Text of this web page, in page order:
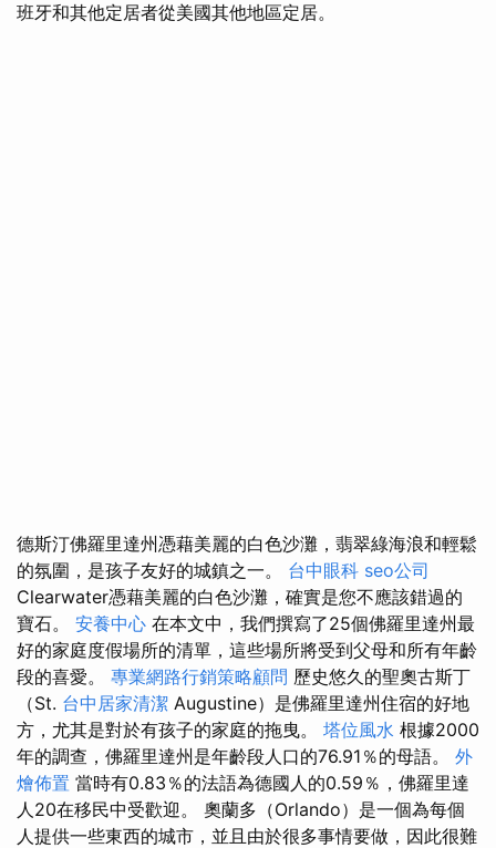
班牙和其他定居者從美國其他地區定居。
德斯汀佛羅里達州憑藉美麗的白色沙灘，翡翠綠海浪和輕鬆
的氛圍，是孩子友好的城鎮之一。 台中眼科 seo公司
Clearwater憑藉美麗的白色沙灘，確實是您不應該錯過的
寶石。 安養中心 在本文中，我們撰寫了25個佛羅里達州最
好的家庭度假場所的清單，這些場所將受到父母和所有年齡
段的喜愛。 專業網路行銷策略顧問 歷史悠久的聖奧古斯丁
（St. 台中居家清潔 Augustine）是佛羅里達州住宿的好地
方，尤其是對於有孩子的家庭的拖曳。 塔位風水 根據2000
年的調查，佛羅里達州是年齡段人口的76.91％的母語。 外
燴佈置 當時有0.83％的法語為德國人的0.59％，佛羅里達
人20在移民中受歡迎。 奧蘭多（Orlando）是一個為每個
人提供一些東西的城市，並且由於很多事情要做，因此很難